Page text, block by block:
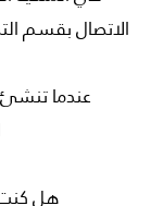
الاتصال بقسم
عندما
• هل